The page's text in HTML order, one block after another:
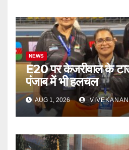
NEWS
E20 पर केजरीवाल के
पंजाब में भी हलचल
AUG 1, 2026